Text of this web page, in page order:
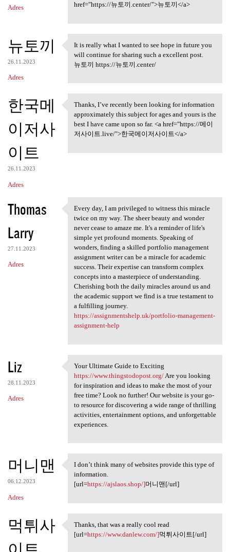
Adres
href="https://뉴토끼.center/">뉴토끼</a>
뉴토끼
26.11.2023
Adres
It is really what I wanted to
It is really what I wanted to see hope in future you
will continue for sharing such a excellent post.
뉴토끼 https://뉴토끼.center/
한국메
이저사
이트
26.11.2023
Adres
Thanks, I’ve recently been
Thanks, I’ve recently been looking for information
approximately this subject for ages and yours is the
best I have came upon so far. <a href="https://메이
저사이트.live/">한국메이저사이트</a>
Thomas
Larry
27.11.2023
Adres
Every day, I am privileged to
Every day, I am privileged to witness this miracle
twice on my way. The sheer beauty and wonder
never cease to amaze me. It's a reminder of life's
simple yet profound moments. Speaking of
wonders, finding a skilled portfolio management
assignment writer can be a miracle for academic
success. Their expertise can transform complex
concepts into a masterpiece of understanding.
Cherishing both the daily miracles around us and
the academic support we find is a true testament to
a fulfilling journey.
https://assignmentshelp.uk/portfolio-management-
assignment-help
Liz
28.11.2023
Adres
Your Ultimate Guide to
Your Ultimate Guide to Exciting
https://www.thingstodopost.org/Are you looking
for inspiration and ideas to make the most of your
free time? Look no further! Our website is your go-
to resource for discovering a wide range of thrilling
activities, entertainment options, and unforgettable
experiences.
머니맨
06.12.2023
Adres
I don’t think many of
I don’t think many of websites provide this type of
information.
[url=https://ajslaos.shop/]머니맨[/url]
먹튀사
Thanks, that was a really
Thanks, that was a really cool read
[url=https://www.danlew.com/]먹튀사이트[/url]